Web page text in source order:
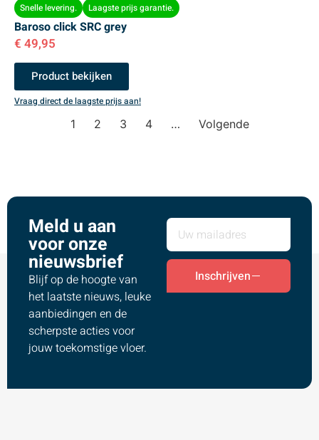
Snelle levering. Laagste prijs garantie.
Baroso click SRC grey
€ 49,95
Product bekijken
Vraag direct de laagste prijs aan!
1 2 3 4 … Volgende
Meld u aan
voor onze
nieuwsbrief
Blijf op de hoogte van
het laatste nieuws, leuke
aanbiedingen en de
scherpste acties voor
jouw toekomstige vloer.
Inschrijven